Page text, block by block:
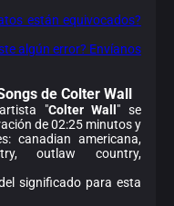
están equivocados?
algún error? Envíanos
de Colter Wall
"Colter Wall " se
de 02:25 minutos y
canadian americana,
outlaw country,
significado para esta